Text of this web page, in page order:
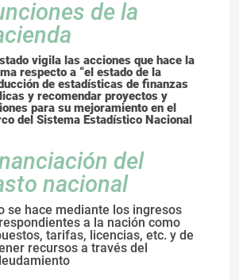
de la
vigila las acciones que hace la
respecto a “el estado de la
de estadísticas de finanzas
y recomendar proyectos y
para su mejoramiento en el
del Sistema Estadístico Nacional
del
nacional
se hace mediante los ingresos
a la nación como
tarifas, licencias, etc. y de
recursos a través del